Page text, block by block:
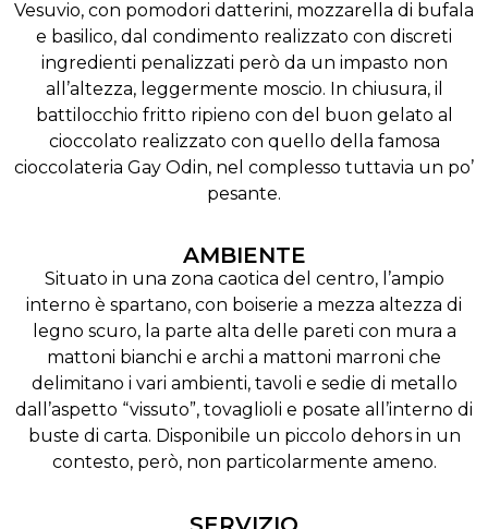
Vesuvio, con pomodori datterini, mozzarella di bufala
e basilico, dal condimento realizzato con discreti
ingredienti penalizzati però da un impasto non
all’altezza, leggermente moscio. In chiusura, il
battilocchio fritto ripieno con del buon gelato al
cioccolato realizzato con quello della famosa
cioccolateria Gay Odin, nel complesso tuttavia un po’
pesante.
AMBIENTE
Situato in una zona caotica del centro, l’ampio
interno è spartano, con boiserie a mezza altezza di
legno scuro, la parte alta delle pareti con mura a
mattoni bianchi e archi a mattoni marroni che
delimitano i vari ambienti, tavoli e sedie di metallo
dall’aspetto “vissuto”, tovaglioli e posate all’interno di
buste di carta. Disponibile un piccolo dehors in un
contesto, però, non particolarmente ameno.